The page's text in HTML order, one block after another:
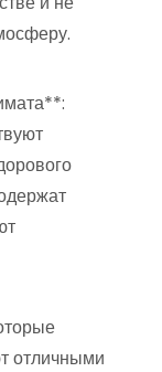
отличными